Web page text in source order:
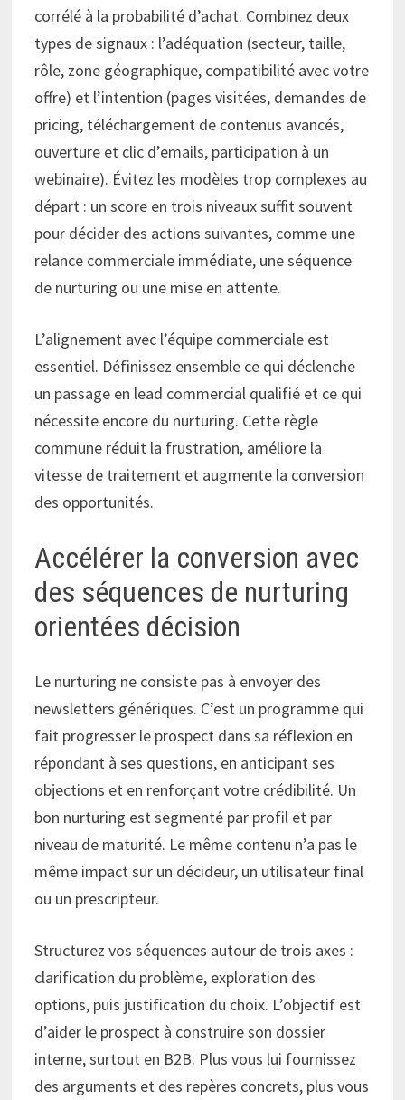
corrélé à la probabilité d’achat. Combinez deux
types de signaux : l’adéquation (secteur, taille,
rôle, zone géographique, compatibilité avec votre
offre) et l’intention (pages visitées, demandes de
pricing, téléchargement de contenus avancés,
ouverture et clic d’emails, participation à un
webinaire). Évitez les modèles trop complexes au
départ : un score en trois niveaux suffit souvent
pour décider des actions suivantes, comme une
relance commerciale immédiate, une séquence
de nurturing ou une mise en attente.
L’alignement avec l’équipe commerciale est
essentiel. Définissez ensemble ce qui déclenche
un passage en lead commercial qualifié et ce qui
nécessite encore du nurturing. Cette règle
commune réduit la frustration, améliore la
vitesse de traitement et augmente la conversion
des opportunités.
Accélérer la conversion avec
des séquences de nurturing
orientées décision
Le nurturing ne consiste pas à envoyer des
newsletters génériques. C’est un programme qui
fait progresser le prospect dans sa réflexion en
répondant à ses questions, en anticipant ses
objections et en renforçant votre crédibilité. Un
bon nurturing est segmenté par profil et par
niveau de maturité. Le même contenu n’a pas le
même impact sur un décideur, un utilisateur final
ou un prescripteur.
Structurez vos séquences autour de trois axes :
clarification du problème, exploration des
options, puis justification du choix. L’objectif est
d’aider le prospect à construire son dossier
interne, surtout en B2B. Plus vous lui fournissez
des arguments et des repères concrets, plus vous